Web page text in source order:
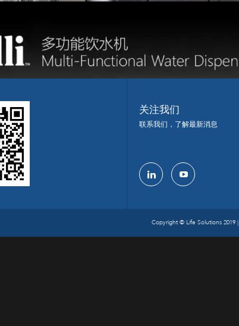
关注我们
联系我们，了解最新消息
Copyright © Life Solutions 2019 |